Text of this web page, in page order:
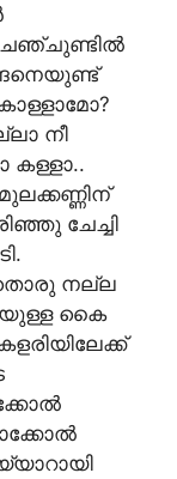
നീ
കള്ളാ..
ചേച്ചി
നല്ല
കൈ